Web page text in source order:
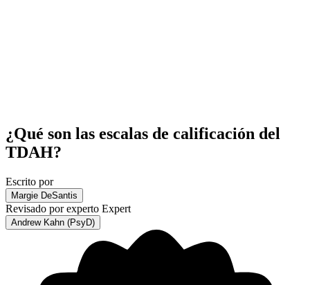
¿Qué son las escalas de calificación del
TDAH?
Escrito por
Margie DeSantis
Revisado por experto Expert
Andrew Kahn (PsyD)